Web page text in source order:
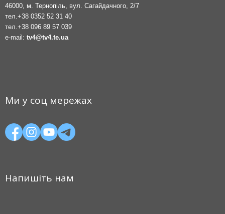
46000, м. Тернопіль, вул. Сагайдачного, 2/7
тел.+38 0352 52 31 40
тел.+38 096 89 57 039
e-mail: tv4@tv4.te.ua
Ми у соц мережах
Напишіть нам